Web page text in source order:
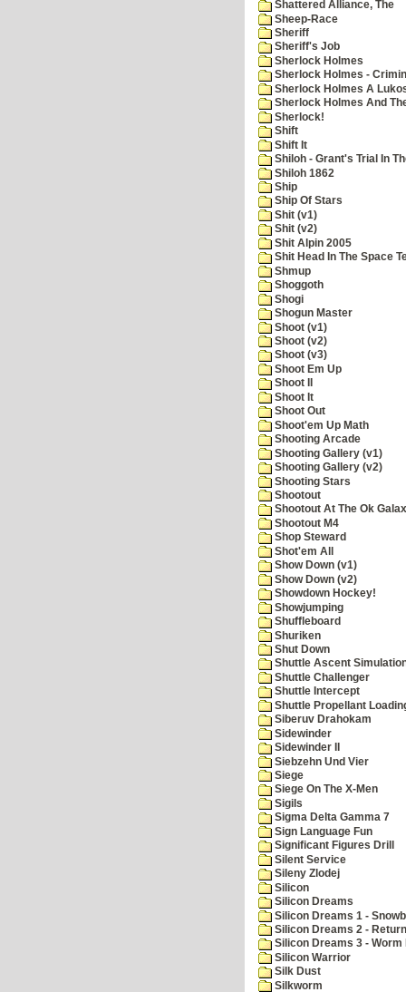
Shattered Alliance, The
Sheep-Race
Sheriff
Sheriff's Job
Sherlock Holmes
Sherlock Holmes -
Sherlock Holmes A
Sherlock Holmes And
Sherlock!
Shift
Shift It
Shiloh - Grant's Trial In
Shiloh 1862
Ship
Ship Of Stars
Shit (v1)
Shit (v2)
Shit Alpin 2005
Shit Head In The Space
Shmup
Shoggoth
Shogi
Shogun Master
Shoot (v1)
Shoot (v2)
Shoot (v3)
Shoot Em Up
Shoot II
Shoot It
Shoot Out
Shoot'em Up Math
Shooting Arcade
Shooting Gallery (v1)
Shooting Gallery (v2)
Shooting Stars
Shootout
Shootout At The Ok
Shootout M4
Shop Steward
Shot'em All
Show Down (v1)
Show Down (v2)
Showdown Hockey!
Showjumping
Shuffleboard
Shuriken
Shut Down
Shuttle Ascent
Shuttle Challenger
Shuttle Intercept
Shuttle Propellant
Siberuv Drahokam
Sidewinder
Sidewinder II
Siebzehn Und Vier
Siege
Siege On The X-Men
Sigils
Sigma Delta Gamma 7
Sign Language Fun
Significant Figures Drill
Silent Service
Sileny Zlodej
Silicon
Silicon Dreams
Silicon Dreams 1 -
Silicon Dreams 2 -
Silicon Dreams 3 - Worm
Silicon Warrior
Silk Dust
Silkworm